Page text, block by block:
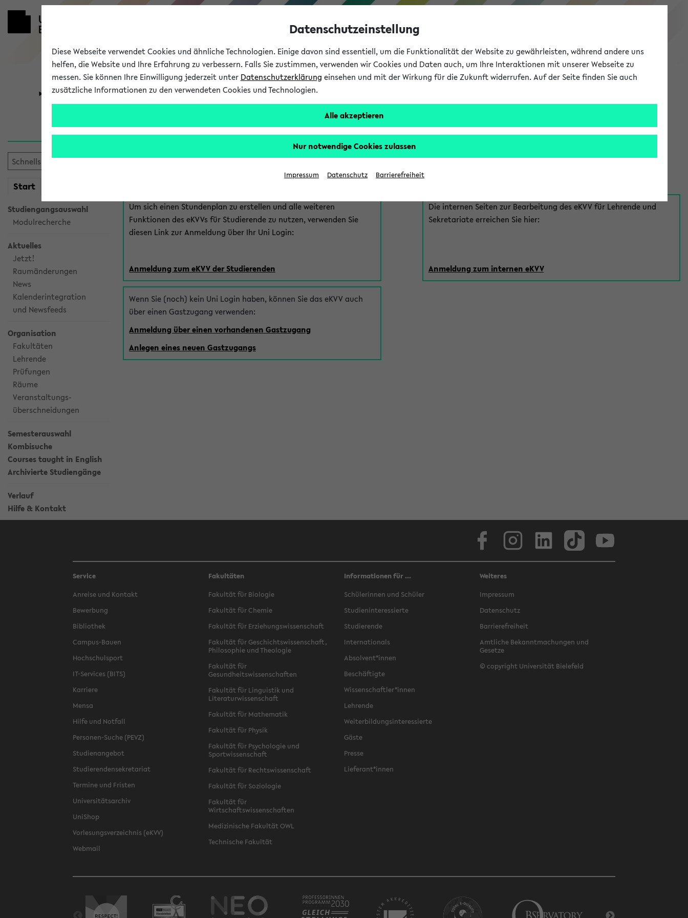
eKVV
Universität Forschung Studium
Start
Studiengangsauswahl
Modulrecherche
Aktuelles
Jetzt!
Raumänderungen
News
Kalenderintegration
und Newsfeeds
Organisation
Fakultäten
Lehrende
Prüfungen
Räume
Veranstaltungs-
überschneidungen
Semesterauswahl
Kombisuche
Courses taught in English
Archivierte Studiengänge
Verlauf
Hilfe & Kontakt
Anmeldung am eKVV
Es gibt mehrere Möglichkeiten zur Anmeldung am eKVV. Bitte wählen Sie die für Sie richtige aus:
Um sich einen Stundenplan zu erstellen und alle weiteren
Funktionen des eKVVs für Studierende zu nutzen, verwenden Sie
diesen Link zur Anmeldung über Ihr Uni Login:
Anmeldung zum eKVV der Studierenden
Wenn Sie (noch) kein Uni Login haben, können Sie das eKVV auch
über einen Gastzugang verwenden:
Anmeldung über einen vorhandenen Gastzugang
Anlegen eines neuen Gastzugangs
eKVV für Mitarbeiter*innen
Die internen Seiten zur Bearbeitung des eKVV für Lehrende und
Sekretariate erreichen Sie hier:
Anmeldung zum internen eKVV
Service
Anreise und Kontakt
Bewerbung
Bibliothek
Campus-Bauen
Hochschulsport
IT-Services (BITS)
Karriere
Mensa
Hilfe und Notfall
Personen-Suche (PEVZ)
Studienangebot
Studierendensekretariat
Termine und Fristen
Universitätsarchiv
UniShop
Vorlesungsverzeichnis (eKVV)
Webmail
Fakultäten
Fakultät für Biologie
Fakultät für Chemie
Fakultät für Erziehungswissenschaft
Fakultät für Geschichtswissenschaft,
Philosophie und Theologie
Fakultät für
Gesundheitswissenschaften
Fakultät für Linguistik und
Literaturwissenschaft
Fakultät für Mathematik
Fakultät für Physik
Fakultät für Psychologie und
Sportwissenschaft
Fakultät für Rechtswissenschaft
Fakultät für Soziologie
Fakultät für
Wirtschaftswissenschaften
Medizinische Fakultät OWL
Technische Fakultät
Informationen für ...
Schülerinnen und Schüler
Studieninteressierte
Studierende
Internationals
Absolvent*innen
Beschäftigte
Wissenschaftler*innen
Lehrende
Weiterbildungsinteressierte
Gäste
Presse
Lieferant*innen
Weiteres
Impressum
Datenschutz
Barrierefreiheit
Amtliche Bekanntmachungen und
Gesetze
© copyright Universität Bielefeld
Datenschutzeinstellung
Diese Webseite verwendet Cookies und ähnliche Technologien. Einige davon sind essentiell, um die Funktionalität der Website zu gewährleisten, während andere uns
helfen, die Website und Ihre Erfahrung zu verbessern. Falls Sie zustimmen, verwenden wir Cookies und Daten auch, um Ihre Interaktionen mit unserer Webseite zu
messen. Sie können Ihre Einwilligung jederzeit unter Datenschutzerklärung einsehen und mit der Wirkung für die Zukunft widerrufen. Auf der Seite finden Sie auch
zusätzliche Informationen zu den verwendeten Cookies und Technologien.
Alle akzeptieren
Nur notwendige Cookies zulassen
Impressum Datenschutz Barrierefreiheit